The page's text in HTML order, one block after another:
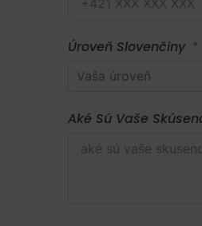
Úroveň Slovenčiny
Aké Sú Vaše